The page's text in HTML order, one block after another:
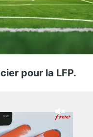
pour la LFP.